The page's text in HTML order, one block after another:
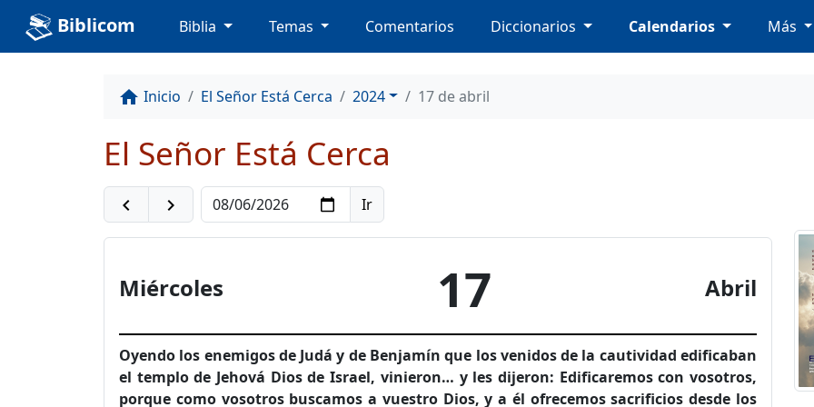
Biblicom Biblia Temas Comentarios Diccionarios Calendarios Más
home Inicio El Señor Está Cerca 2024 17 de abril
El Señor Está Cerca
navigate_before navigate_next
Miércoles 17 Abril
Oyendo los enemigos de Judá y de Benjamín que los venidos de la cautividad edificaban
el templo de Jehová Dios de Israel, vinieron… y les dijeron: Edificaremos con vosotros,
porque como vosotros buscamos a vuestro Dios, y a él ofrecemos sacrificios desde los